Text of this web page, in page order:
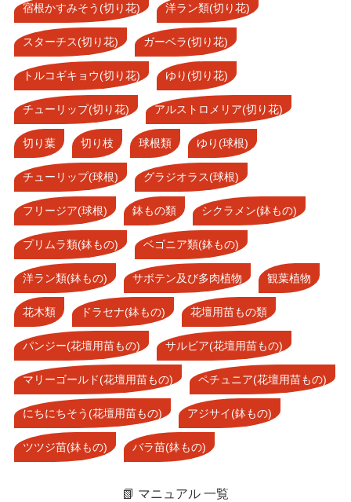
宿根かすみそう(切り花) 洋ラン類(切り花)
スターチス(切り花) ガーベラ(切り花)
トルコギキョウ(切り花) ゆり(切り花)
チューリップ(切り花) アルストロメリア(切り花)
切り葉 切り枝 球根類 ゆり(球根)
チューリップ(球根) グラジオラス(球根)
フリージア(球根) 鉢もの類 シクラメン(鉢もの)
プリムラ類(鉢もの) ベゴニア類(鉢もの)
洋ラン類(鉢もの) サボテン及び多肉植物 観葉植物
花木類 ドラセナ(鉢もの) 花壇用苗もの類
パンジー(花壇用苗もの) サルビア(花壇用苗もの)
マリーゴールド(花壇用苗もの) ペチュニア(花壇用苗もの)
にちにちそう(花壇用苗もの) アジサイ(鉢もの)
ツツジ苗(鉢もの) バラ苗(鉢もの)
📗 マニュアル 一覧